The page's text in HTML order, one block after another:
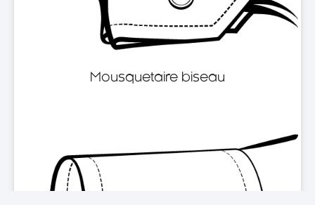
Mousquetaire biseau